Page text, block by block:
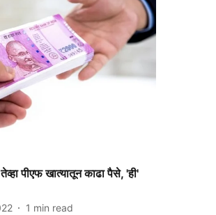
पीएफ खात्यातून काढा पैसे, 'ही'
1 min read